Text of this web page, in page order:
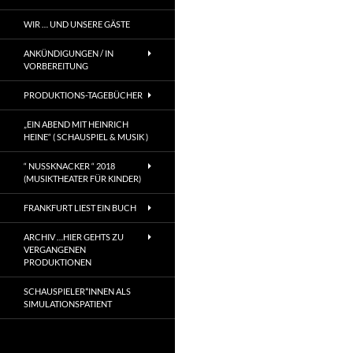
WIR … UND UNSERE GÄSTE
ANKÜNDIGUNGEN / IN
VORBEREITUNG
PRODUKTIONS-TAGEBÜCHER
„EIN ABEND MIT HEINRICH
HEINE“ ( SCHAUSPIEL & MUSIK )
“ NUSSKNACKER “ 2018
(MUSIKTHEATER FÜR KINDER)
FRANKFURT LIEST EIN BUCH
ARCHIV …HIER GEHTS ZU
VERGANGENEN
PRODUKTIONEN
SCHAUSPIELER*INNEN ALS
SIMULATIONSPATIENT